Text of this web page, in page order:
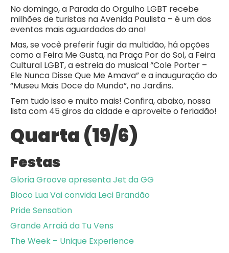
No domingo, a Parada do Orgulho LGBT recebe
milhões de turistas na Avenida Paulista – é um dos
eventos mais aguardados do ano!
Mas, se você preferir fugir da multidão, há opções
como a Feira Me Gusta, na Praça Por do Sol, a Feira
Cultural LGBT, a estreia do musical “Cole Porter –
Ele Nunca Disse Que Me Amava” e a inauguração do
“Museu Mais Doce do Mundo”, no Jardins.
Tem tudo isso e muito mais! Confira, abaixo, nossa
lista com 45 giros da cidade e aproveite o feriadão!
Quarta (19/6)
Festas
Gloria Groove apresenta Jet da GG
Bloco Lua Vai convida Leci Brandão
Pride Sensation
Grande Arraiá da Tu Vens
The Week – Unique Experience